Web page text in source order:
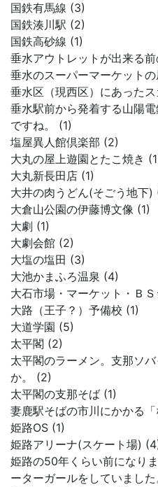
国鉄有馬線 (3)
国鉄湊川駅 (2)
国鉄高砂線 (1)
垂水アウトレットが出来る
垂水のスーパーマーケット
垂水区（現西区）にあった
垂水駅前から発着する山陽
ですね。 (1)
塩屋異人館倶楽部 (2)
大丸の屋上遊園とたこ焼き
大丸新長田店 (1)
大井の肉うどん(そごう地下)
大倉山公園の伊藤博文像 (1)
大劇 (1)
大劇会館 (2)
大塩の塩田 (3)
大池かまふろ温泉 (4)
大石市場・マーケット・Ｂ
大路（王子？）予備校 (1)
大道学園 (5)
太平閣 (2)
太平閣のラーメン。支那ソ
か。 (2)
太平閣の支那そば (1)
妻鹿駅そばの市川にかかる
姫路OS (1)
姫路アリーナ(スケート場)
姫路の50年くらい前になり
ーターガールをしていました